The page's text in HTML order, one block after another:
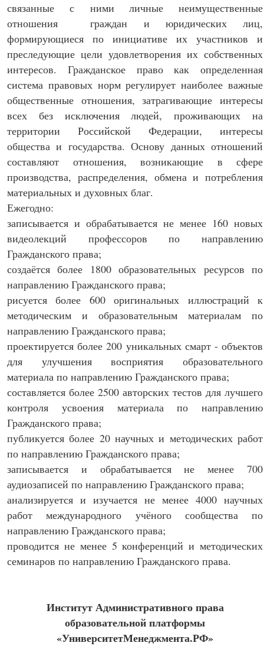
связанные с ними личные неимущественные
отношения граждан и юридических лиц,
формирующиеся по инициативе их участников и
преследующие цели удовлетворения их собственных
интересов. Гражданское право как определенная
система правовых норм регулирует наиболее важные
общественные отношения, затрагивающие интересы
всех без исключения людей, проживающих на
территории Российской Федерации, интересы
общества и государства. Основу данных отношений
составляют отношения, возникающие в сфере
производства, распределения, обмена и потребления
материальных и духовных благ.
Ежегодно:
записывается и обрабатывается не менее 160 новых
видеолекций профессоров по направлению
Гражданского права;
создаётся более 1800 образовательных ресурсов по
направлению Гражданского права;
рисуется более 600 оригинальных иллюстраций к
методическим и образовательным материалам по
направлению Гражданского права;
проектируется более 200 уникальных смарт - объектов
для улучшения восприятия образовательного
материала по направлению Гражданского права;
составляется более 2500 авторских тестов для лучшего
контроля усвоения материала по направлению
Гражданского права;
публикуется более 20 научных и методических работ
по направлению Гражданского права;
записывается и обрабатывается не менее 700
аудиозаписей по направлению Гражданского права;
анализируется и изучается не менее 4000 научных
работ международного учёного сообщества по
направлению Гражданского права;
проводится не менее 5 конференций и методических
семинаров по направлению Гражданского права.
Институт Административного права
образовательной платформы
«УниверситетМенеджмента.РФ»